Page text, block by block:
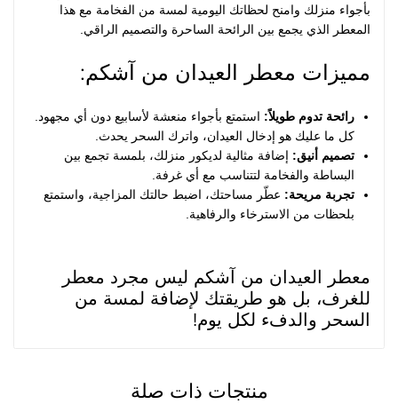
بأجواء منزلك وامنح لحظاتك اليومية لمسة من الفخامة مع هذا
المعطر الذي يجمع بين الرائحة الساحرة والتصميم الراقي.
مميزات معطر العيدان من آشكم:
رائحة تدوم طويلاً: استمتع بأجواء منعشة لأسابيع دون أي مجهود.
كل ما عليك هو إدخال العيدان، واترك السحر يحدث.
تصميم أنيق: إضافة مثالية لديكور منزلك، بلمسة تجمع بين
البساطة والفخامة لتتناسب مع أي غرفة.
تجربة مريحة: عطّر مساحتك، اضبط حالتك المزاجية، واستمتع
بلحظات من الاسترخاء والرفاهية.
معطر العيدان من آشكم ليس مجرد معطر
للغرف، بل هو طريقتك لإضافة لمسة من
السحر والدفء لكل يوم!
منتجات ذات صلة